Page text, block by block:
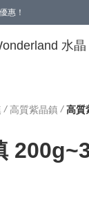
惠！
水晶
/ 高質紫晶鎮 / 高質